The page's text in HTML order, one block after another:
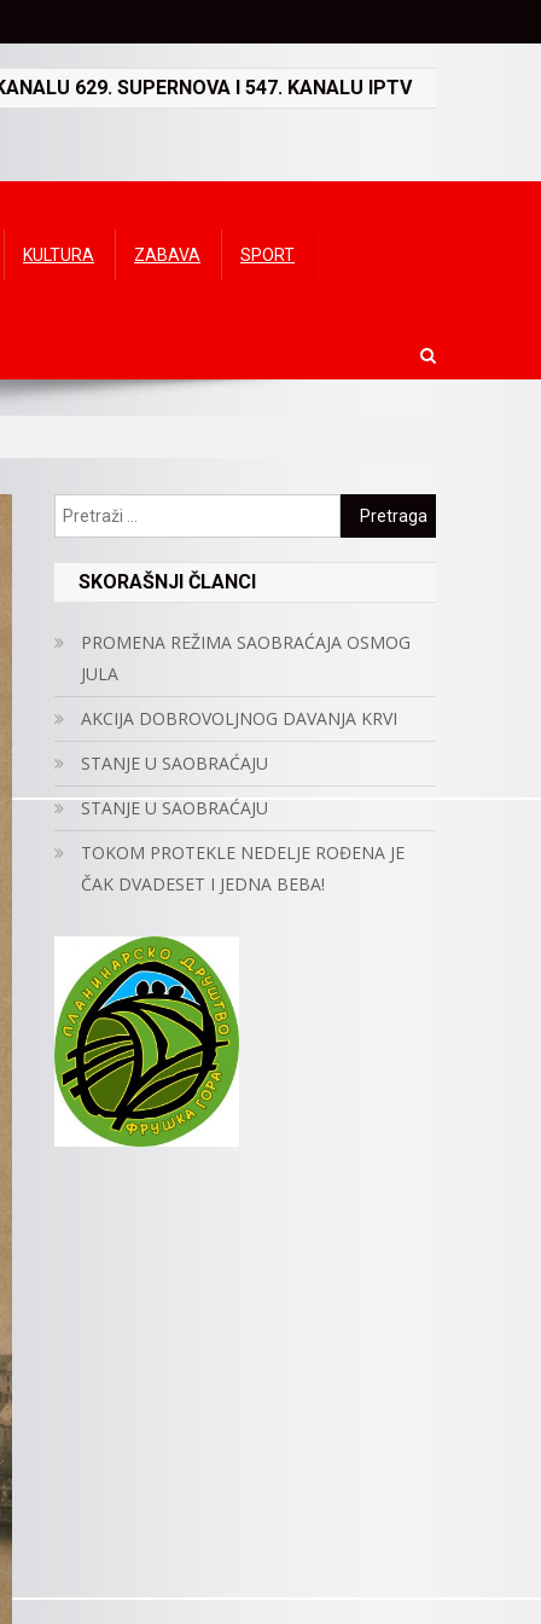
629. SUPERNOVA I 547. KANALU IPTV
KULTURA ZABAVA SPORT
Pretraga:
SKORAŠNJI ČLANCI
PROMENA REŽIMA SAOBRAĆAJA OSMOG
JULA
AKCIJA DOBROVOLJNOG DAVANJA KRVI
STANJE U SAOBRAĆAJU
STANJE U SAOBRAĆAJU
TOKOM PROTEKLE NEDELJE ROĐENA JE
ČAK DVADESET I JEDNA BEBA!